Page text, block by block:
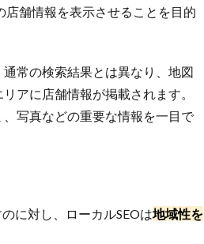
舗情報を表示させることを目的
常の検索結果とは異なり、地図
アに店舗情報が掲載されます。
写真などの重要な情報を一目で
に対し、ローカルSEOは地域性を